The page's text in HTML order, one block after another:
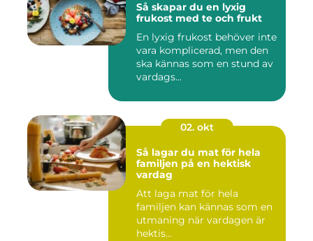
Så skapar du en lyxig
frukost med te och frukt
En lyxig frukost behöver inte
vara komplicerad, men den
ska kännas som en stund av
vardags...
02. okt
Så lagar du mat för hela
familjen på en hektisk
vardag
Att laga mat för hela
familjen kan kännas som en
utmaning när vardagen är
hektis...